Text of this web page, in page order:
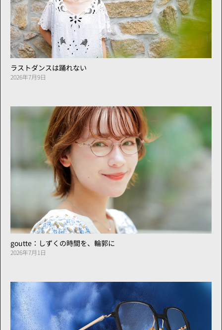
ラストダンスは踊れない
2026年7月9日
goutte：しずくの時間を、輪郭に
2026年7月1日